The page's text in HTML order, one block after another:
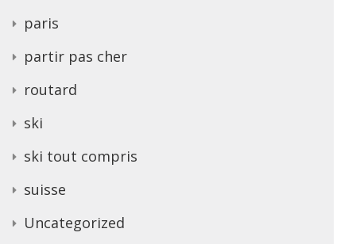
paris
partir pas cher
routard
ski
ski tout compris
suisse
Uncategorized